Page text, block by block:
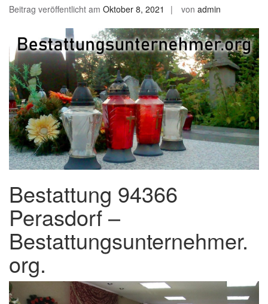
Beitrag veröffentlicht am Oktober 8, 2021 von admin
Bestattung 94366
Perasdorf –
Bestattungsunternehmer.
org.